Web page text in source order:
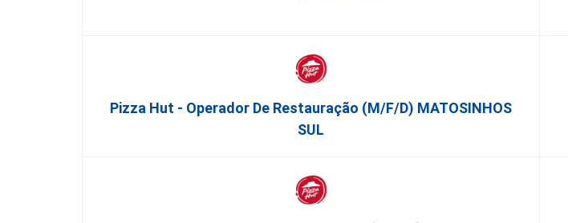
Pizza Hut - Operador De Restauração (m/f/d) MATOSINHOS
SUL